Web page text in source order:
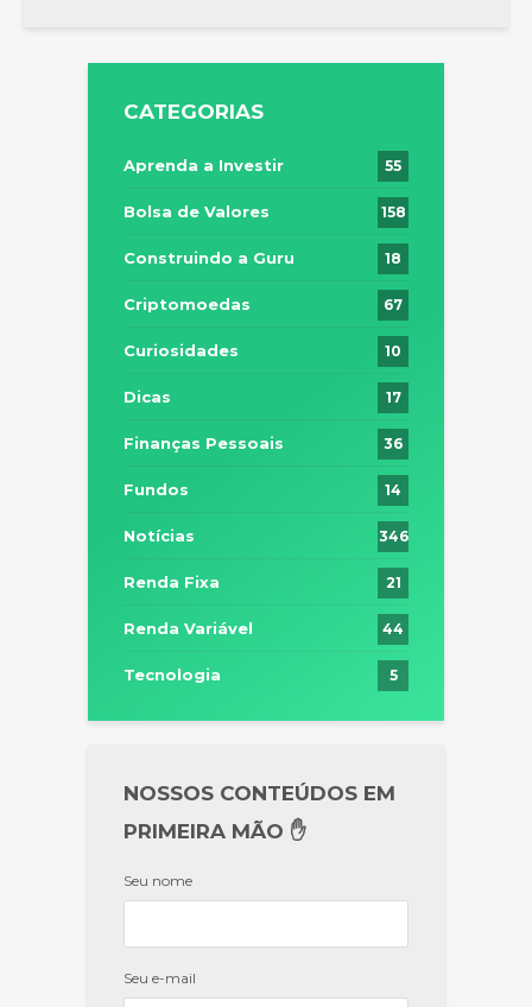
CATEGORIAS
Aprenda a Investir 55
Bolsa de Valores 158
Construindo a Guru 18
Criptomoedas 67
Curiosidades 10
Dicas 17
Finanças Pessoais 36
Fundos 14
Notícias 346
Renda Fixa 21
Renda Variável 44
Tecnologia 5
NOSSOS CONTEÚDOS EM
PRIMEIRA MÃO ✋
Seu nome
Seu e-mail